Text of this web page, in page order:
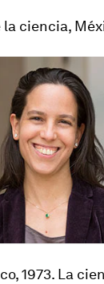
ciencia,
1973. La